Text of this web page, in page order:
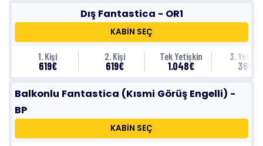
Dış Fantastica - OR1
KABİN SEÇ
1. Kişi
619€
2. Kişi
619€
Tek Yetişkin
1.048€
3.
369€
Balkonlu Fantastica (Kısmi Görüş Engelli) -
BP
KABİN SEÇ